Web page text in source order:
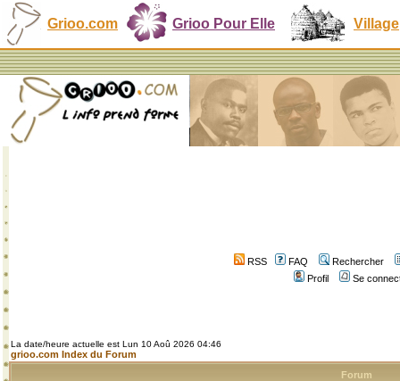
Grioo.com Grioo Pour Elle Village
RSS FAQ
Rechercher
Profil
Se
La date/heure actuelle est Lun 10 Aoû 2026 04:46
grioo.com Index du Forum
Forum